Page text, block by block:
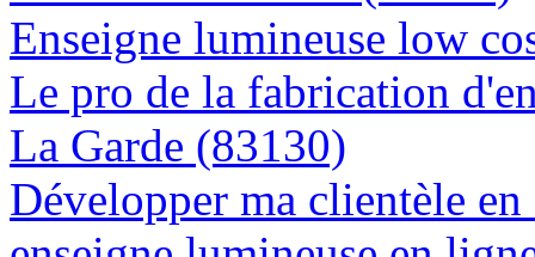
Enseigne lumineuse low
Le pro de la fabrication
La Garde (83130)
Développer ma clientèle